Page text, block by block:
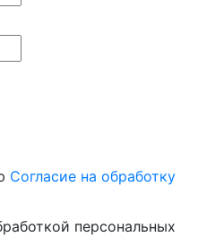
Согласие на обработку
персональных